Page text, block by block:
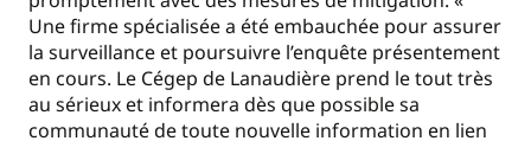
Une firme spécialisée a été embauchée pour assurer
la surveillance et poursuivre l’enquête présentement
en cours. Le Cégep de Lanaudière prend le tout très
au sérieux et informera dès que possible sa
communauté de toute nouvelle information en lien